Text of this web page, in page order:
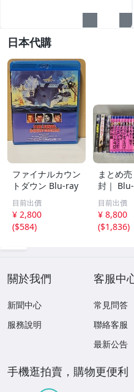
日本代購
ファイナルカウン
トダウン Blu-ray
目前出價
¥ 2,800
($584)
まとめ
封｜
まとめて
ット!! プ
ン/オデ
ヘミアン
目前出價
¥ 8,800
($1,836)
關於我們
新聞中心
服務說明
客服中
常見問答
聯絡客服
最新公告
手機逛拍賣，購物更便利